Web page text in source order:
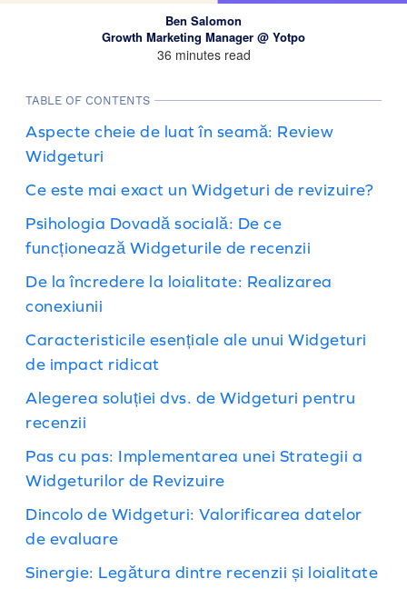
Ben Salomon
Growth Marketing Manager @ Yotpo
36 minutes read
TABLE OF CONTENTS
Aspecte cheie de luat în seamă: Review
Widgeturi
Ce este mai exact un Widgeturi de revizuire?
Psihologia Dovadă socială: De ce
funcționează Widgeturile de recenzii
De la încredere la loialitate: Realizarea
conexiunii
Caracteristicile esențiale ale unui Widgeturi
de impact ridicat
Alegerea soluției dvs. de Widgeturi pentru
recenzii
Pas cu pas: Implementarea unei Strategii a
Widgeturilor de Revizuire
Dincolo de Widgeturi: Valorificarea datelor
de evaluare
Sinergie: Legătura dintre recenzii și loialitate